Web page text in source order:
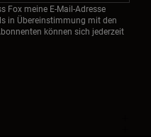
Fox meine E-Mail-Adresse
in Übereinstimmung mit den
können sich jederzeit